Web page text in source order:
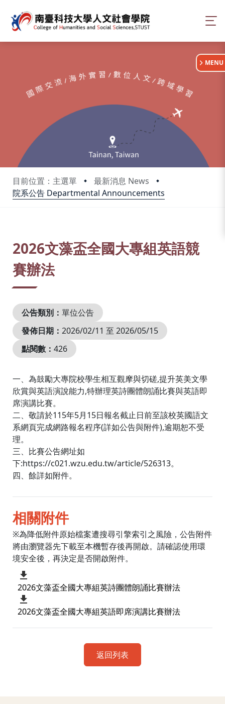
目前位置：主選單
最新消息 News
院系公告 Departmental Announcements
:::
MENU
2026文藻盃全國大專組英語競
賽辦法
公告類別： 單位公告
發佈日期： 2026/02/11 至 2026/05/15
點閱數： 426
一、為鼓勵大專院校學生相互觀摩與切磋,提升英美文學
欣賞與英語演說能力,特辦理英詩團體朗誦比賽與英語即
席演講比賽。
二、敬請於115年5月15日報名截止日前至該校英國語文
系網頁完成網路報名程序(詳如公告與附件),逾期恕不受
理。
三、比賽公告網址如
下:https://c021.wzu.edu.tw/article/526313。
四、餘詳如附件。
相關附件
※為降低附件原始檔案遭搜尋引擎索引之風險，公告附件
將由瀏覽器先下載至本機暫存後再開啟。請確認使用環
境安全後，再決定是否開啟附件。
2026文藻盃全國大專組英詩團體朗誦比賽辦法
2026文藻盃全國大專組英語即席演講比賽辦法
返回列表